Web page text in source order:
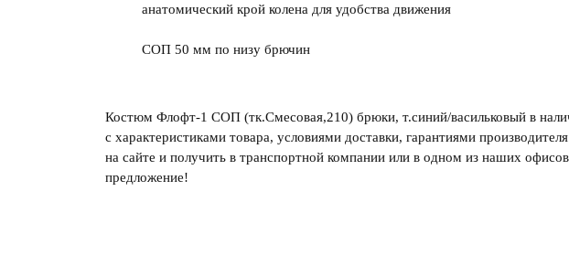
анатомический крой колена для удобства движения
СОП 50 мм по низу брючин
Костюм Флофт-1 СОП (тк.Смесовая,210) брюки, т.синий/васильковый в
с характеристиками товара, условиями доставки, гарантиями
на сайте и получить в транспортной компании или в одном из наших
предложение!